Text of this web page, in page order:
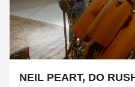
NEIL PEART, DO